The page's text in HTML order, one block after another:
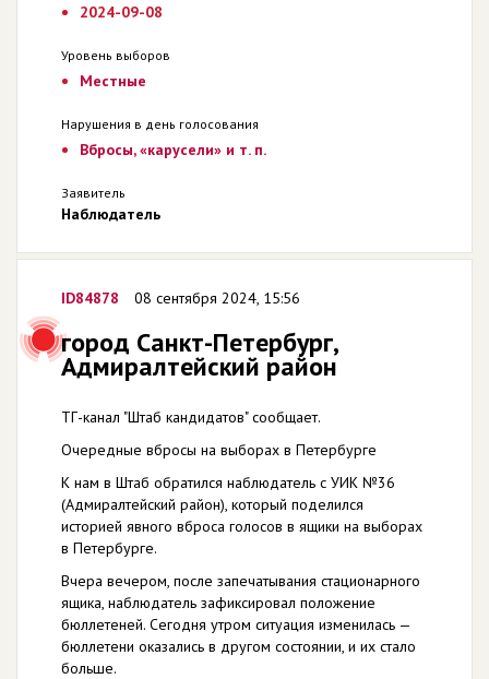
2024-09-08
Уровень выборов
Местные
Нарушения в день голосования
Вбросы, «карусели» и т. п.
Заявитель
Наблюдатель
ID84878 08 сентября 2024, 15:56
город Санкт-Петербург,
Адмиралтейский район
ТГ-канал "Штаб кандидатов" сообщает.
Очередные вбросы на выборах в Петербурге
К нам в Штаб обратился наблюдатель с УИК №36
(Адмиралтейский район), который поделился
историей явного вброса голосов в ящики на выборах
в Петербурге.
Вчера вечером, после запечатывания стационарного
ящика, наблюдатель зафиксировал положение
бюллетеней. Сегодня утром ситуация изменилась —
бюллетени оказались в другом состоянии, и их стало
больше.